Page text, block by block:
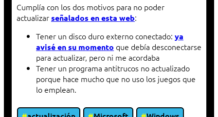
Cumplía con los dos motivos para no poder
actualizarseñalados en esta web:
Tener un disco duro externo conectado: ya
avisé en su momento que debía desconectarse
para actualizar, pero ni me acordaba
Tener un programa antitrucos no actualizado
porque hace mucho que no uso los juegos que
lo emplean.